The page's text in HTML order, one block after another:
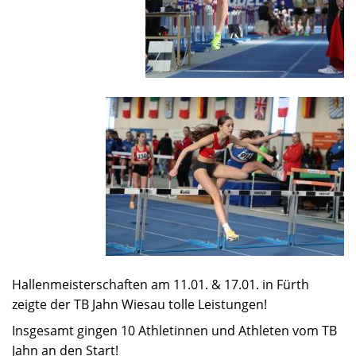
Hallenmeisterschaften am 11.01. & 17.01. in Fürth
zeigte der TB Jahn Wiesau tolle Leistungen!
Insgesamt gingen 10 Athletinnen und Athleten vom TB
Jahn an den Start!